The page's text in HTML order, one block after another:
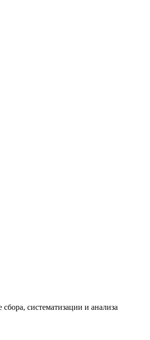
систематизации и анализа